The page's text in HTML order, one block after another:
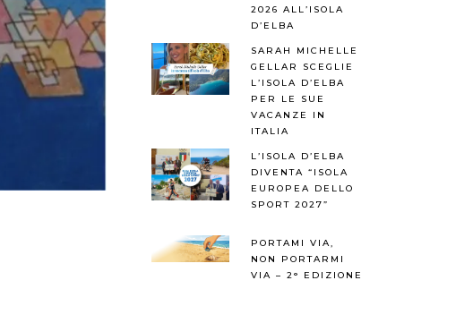
2026 ALL’ISOLA
D’ELBA
SARAH MICHELLE
GELLAR SCEGLIE
L’ISOLA D’ELBA
PER LE SUE
VACANZE IN
ITALIA
L’ISOLA D’ELBA
DIVENTA “ISOLA
EUROPEA DELLO
SPORT 2027”
PORTAMI VIA,
NON PORTARMI
VIA – 2° EDIZIONE